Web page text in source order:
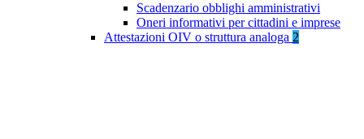
Scadenzario obblighi amministrativi
Oneri informativi per cittadini e imprese
Attestazioni OIV o struttura analoga 2